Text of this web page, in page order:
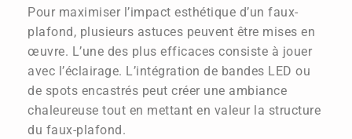
Pour maximiser l’impact esthétique d’un faux-
plafond, plusieurs astuces peuvent être mises en
œuvre. L’une des plus efficaces consiste à jouer
avec l’éclairage. L’intégration de bandes LED ou
de spots encastrés peut créer une ambiance
chaleureuse tout en mettant en valeur la structure
du faux-plafond.